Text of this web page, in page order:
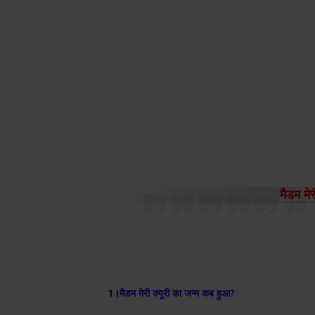
मैडम
1।मैडम मेरी क्यूरी का जन्म कब हुआ?